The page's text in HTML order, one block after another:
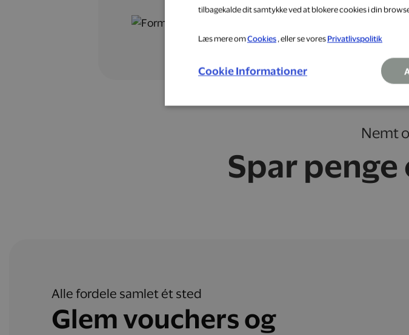
Nemt
Spar penge
Alle fordele samlet ét sted
Glem vouchers og
tilbagekalde dit samtykke ved at blokere cookies i din
Læs mere omCookies , eller se vores Privatlivspolitik
Cookie Informationer